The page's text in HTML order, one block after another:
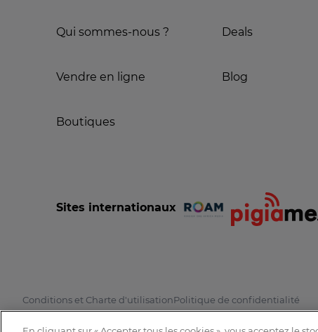
Qui sommes-nous ?
Vendre en ligne
Boutiques
Deals
Blog
Sites internationaux
Conditions et Charte d'utilisationPolitique de confidentialité